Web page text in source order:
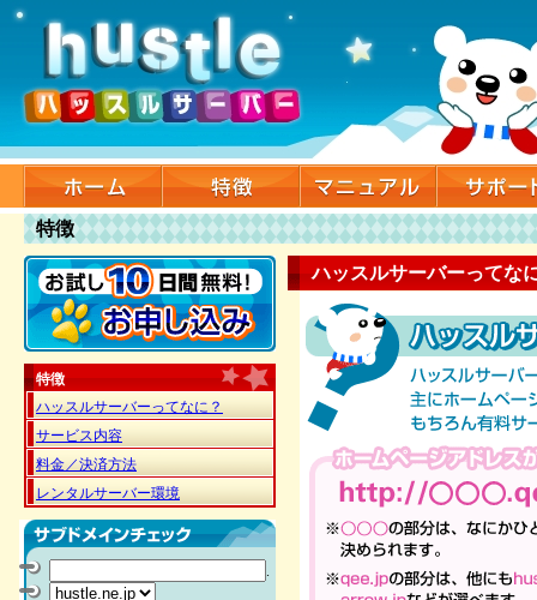
特徴
特徴
ハッスルサーバーってなに？
サービス内容
料金／決済方法
レンタルサーバー環境
.
ハッスルサーバーってな